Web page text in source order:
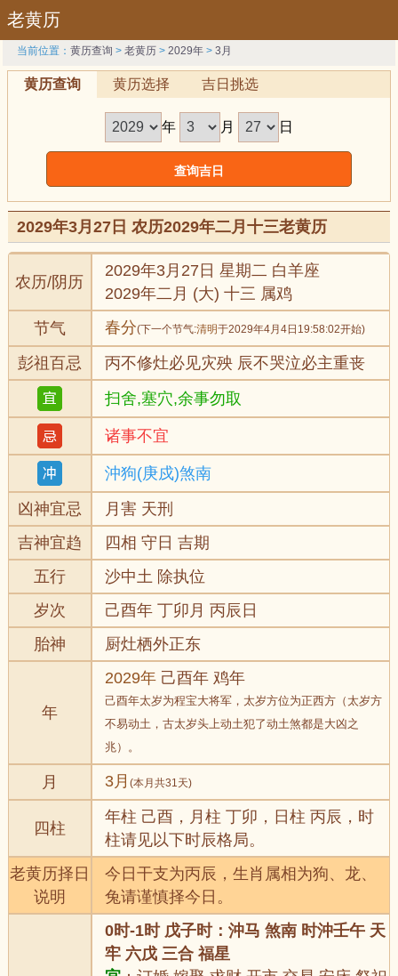
老黄历
当前位置：黄历查询 >老黄历 >2029年 >3月
黄历查询 黄历选择 吉日挑选
年 月 日
2029年3月27日 农历2029年二月十三老黄历
农历/阴历
2029年3月27日 星期二 白羊座
2029年二月 (大) 十三 属鸡
节气
春分(下一个节气:清明于2029年4月4日19:58:02开始)
彭祖百忌
丙不修灶必见灾殃 辰不哭泣必主重丧
扫舍,塞穴,余事勿取
诸事不宜
沖狗(庚戍)煞南
凶神宜忌
月害 天刑
吉神宜趋
四相 守日 吉期
五行
沙中土 除执位
岁次
己酉年 丁卯月 丙辰日
胎神
厨灶栖外正东
年
2029年 己酉年 鸡年
己酉年太岁为程宝大将军，太岁方位为正西方（太岁方
不易动土，古太岁头上动土犯了动土煞都是大凶之
兆）。
月 3月(本月共31天)
四柱
年柱 己酉，月柱 丁卯，日柱 丙辰，时
柱请见以下时辰格局。
老黄历择日
说明
今日干支为丙辰，生肖属相为狗、龙、
兔请谨慎择今日。
0时-1时 戊子时：沖马 煞南 时沖壬午 天
牢 六戊 三合 福星